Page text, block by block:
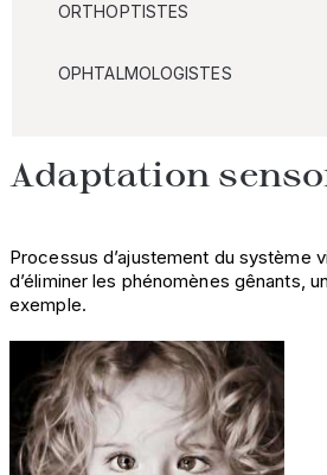
ORTHOPTISTES
OPHTALMOLOGISTES
Adaptation
Processus d’ajustement du système
d’éliminer les phénomènes gênants,
exemple.